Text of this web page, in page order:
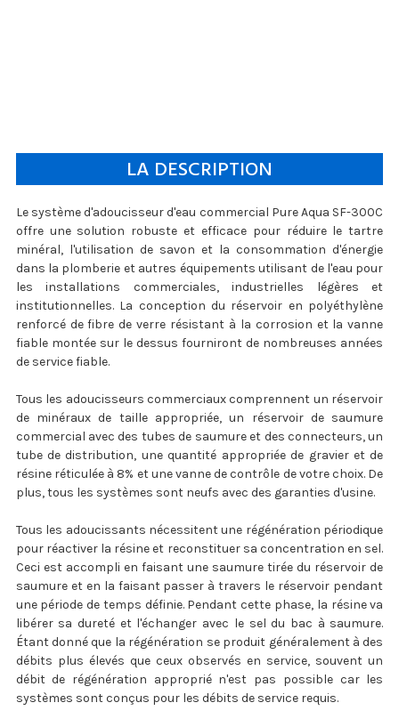
LA DESCRIPTION
Le système d'adoucisseur d'eau commercial Pure Aqua SF-300C
offre une solution robuste et efficace pour réduire le tartre
minéral, l'utilisation de savon et la consommation d'énergie
dans la plomberie et autres équipements utilisant de l'eau pour
les installations commerciales, industrielles légères et
institutionnelles. La conception du réservoir en polyéthylène
renforcé de fibre de verre résistant à la corrosion et la vanne
fiable montée sur le dessus fourniront de nombreuses années
de service fiable.
Tous les adoucisseurs commerciaux comprennent un réservoir
de minéraux de taille appropriée, un réservoir de saumure
commercial avec des tubes de saumure et des connecteurs, un
tube de distribution, une quantité appropriée de gravier et de
résine réticulée à 8% et une vanne de contrôle de votre choix. De
plus, tous les systèmes sont neufs avec des garanties d'usine.
Tous les adoucissants nécessitent une régénération périodique
pour réactiver la résine et reconstituer sa concentration en sel.
Ceci est accompli en faisant une saumure tirée du réservoir de
saumure et en la faisant passer à travers le réservoir pendant
une période de temps définie. Pendant cette phase, la résine va
libérer sa dureté et l'échanger avec le sel du bac à saumure.
Étant donné que la régénération se produit généralement à des
débits plus élevés que ceux observés en service, souvent un
débit de régénération approprié n'est pas possible car les
systèmes sont conçus pour les débits de service requis.